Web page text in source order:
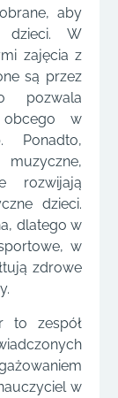
aby
dzieci. W
zajęcia z
są przez
pozwala
obcego w
Ponadto,
rozwijają
dzieci.
dlatego w
w
zdrowe
to zespół
w